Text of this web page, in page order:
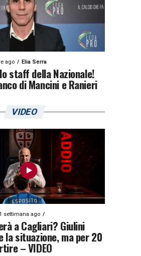
ago Elia Serra
staff della Nazionale!
di Mancini e Ranieri
VIDEO
settimana ago
a Cagliari? Giulini
la situazione, ma per 20
– VIDEO